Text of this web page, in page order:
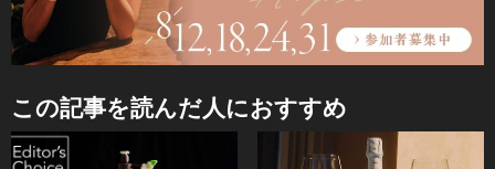
この記事を読んだ人におすすめ